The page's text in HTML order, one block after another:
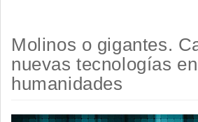
Molinos o gigantes.
nuevas tecnologías
humanidades